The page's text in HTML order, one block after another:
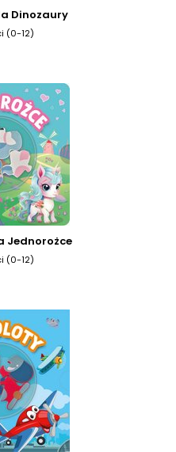
Dinozaury
(0-12)
Jednorożce
(0-12)